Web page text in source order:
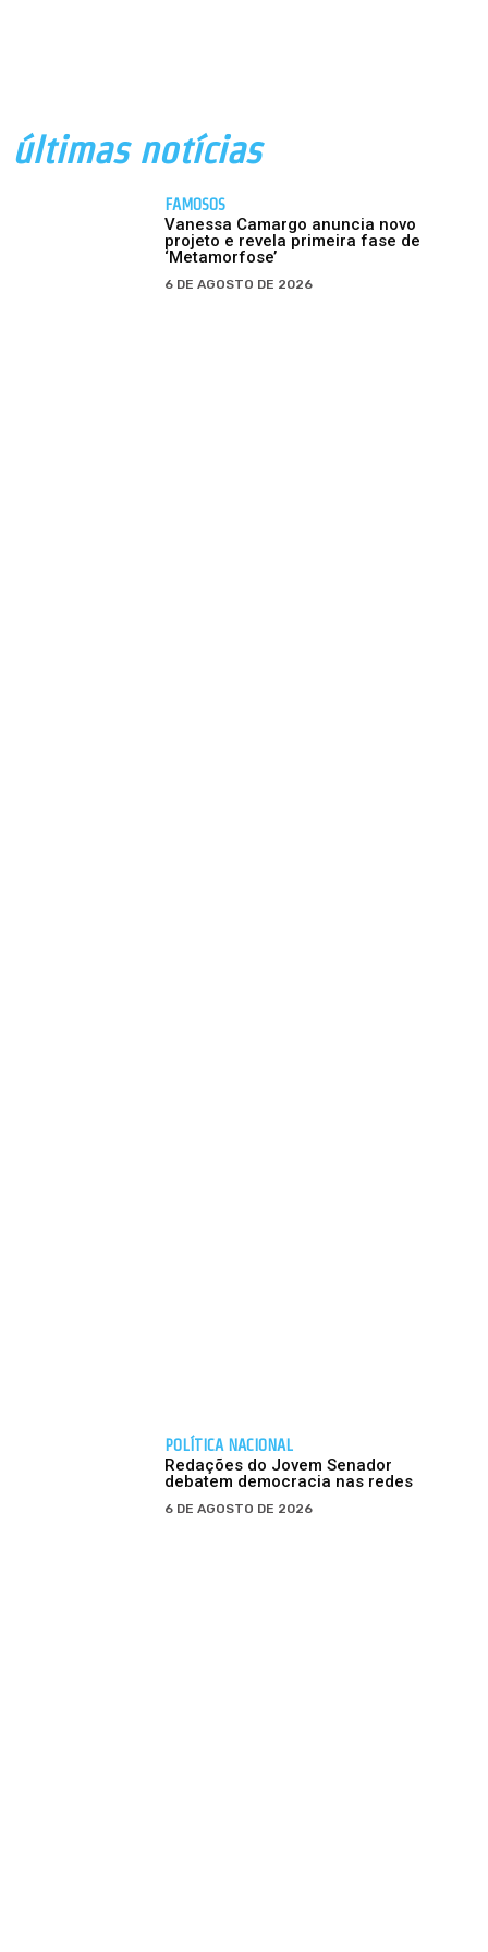
últimas notícias
FAMOSOS
Vanessa Camargo anuncia novo
projeto e revela primeira fase de
‘Metamorfose’
6 DE AGOSTO DE 2026
POLÍTICA NACIONAL
Redações do Jovem Senador
debatem democracia nas redes
6 DE AGOSTO DE 2026